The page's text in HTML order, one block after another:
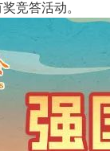
竞答活动。